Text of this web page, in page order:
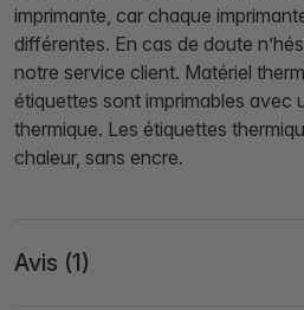
imprimante, car chaque
différentes. En cas de doute
notre service client. Matériel
étiquettes sont imprimables avec
thermique. Les étiquettes
chaleur, sans encre.
Avis (1)